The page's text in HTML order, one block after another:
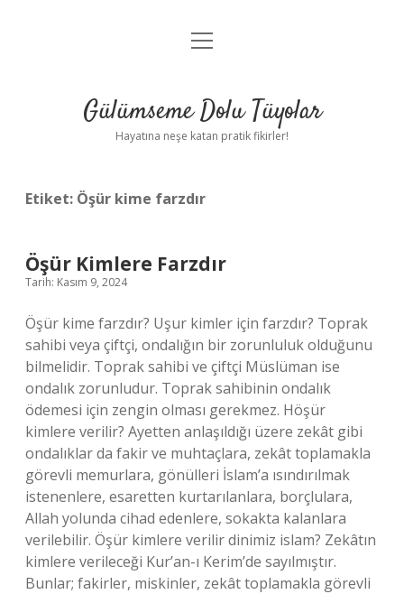
Anasayfa
Yasal Uyarı
menüyü
Gülümseme Dolu Tüyolar
Hayatına neşe katan pratik fikirler!
Etiket: Öşür kime farzdır
Öşür Kimlere Farzdır
Tarih: Kasım 9, 2024
Öşür kime farzdır? Uşur kimler için farzdır? Toprak
sahibi veya çiftçi, ondalığın bir zorunluluk olduğunu
bilmelidir. Toprak sahibi ve çiftçi Müslüman ise
ondalık zorunludur. Toprak sahibinin ondalık
ödemesi için zengin olması gerekmez. Höşür
kimlere verilir? Ayetten anlaşıldığı üzere zekât gibi
ondalıklar da fakir ve muhtaçlara, zekât toplamakla
görevli memurlara, gönülleri İslam’a ısındırılmak
istenenlere, esaretten kurtarılanlara, borçlulara,
Allah yolunda cihad edenlere, sokakta kalanlara
verilebilir. Öşür kimlere verilir dinimiz islam? Zekâtın
kimlere verileceği Kur’an-ı Kerim’de sayılmıştır.
Bunlar; fakirler, miskinler, zekât toplamakla görevli